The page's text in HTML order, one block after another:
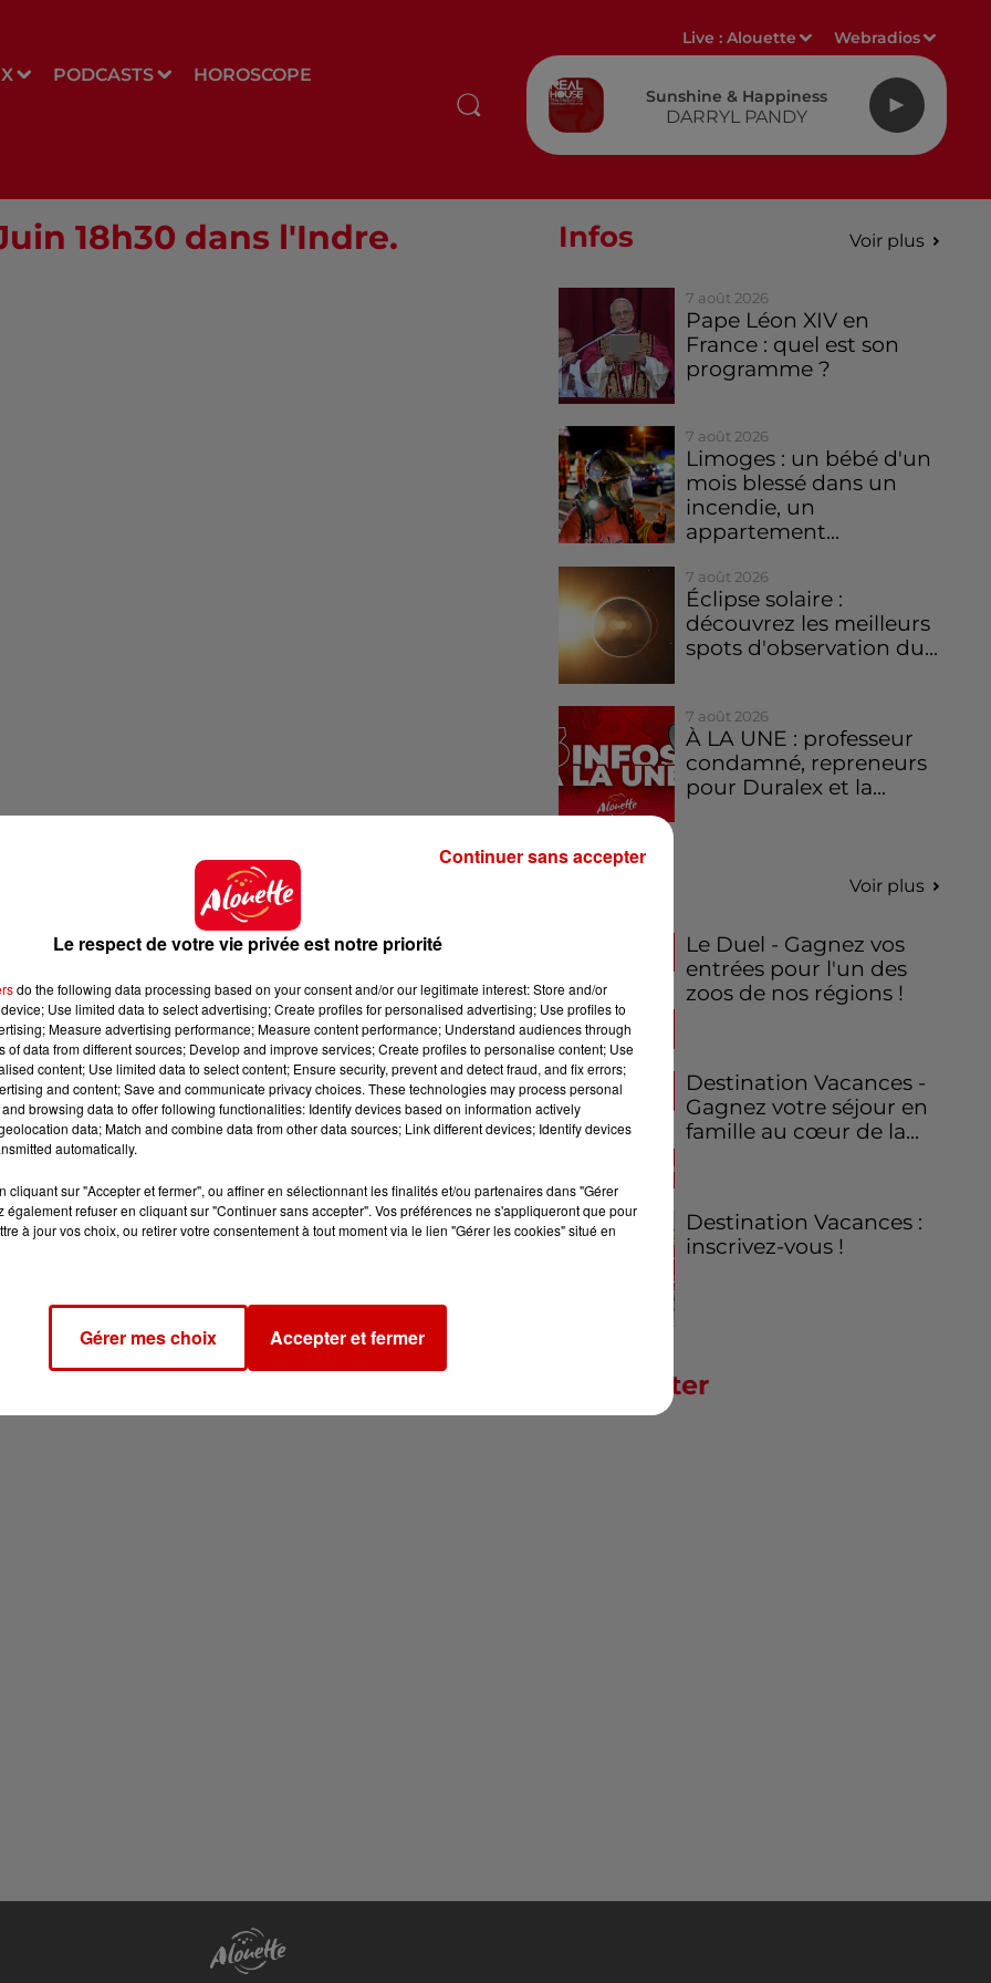
PODCASTS HOROSCOPE
Live :Alouette Webradios
Sunshine & Happiness
DARRYL PANDY
18h30 dans l'Indre. Infos Voir plus
7 août 2026
Pape Léon XIV en
France : quel est son
programme ?
7 août 2026
Limoges : un bébé d'un
mois blessé dans un
incendie, un
appartement...
7 août 2026
Éclipse solaire :
découvrez les meilleurs
spots d'observation du...
7 août 2026
À LA UNE : professeur
condamné, repreneurs
pour Duralex et la...
Voir plus
Le Duel - Gagnez vos
entrées pour l'un des
zoos de nos régions !
Destination Vacances -
Gagnez votre séjour en
famille au cœur de la...
Destination Vacances :
inscrivez-vous !
Newsletter
Le respect de votre vie privée est notre priorité
do the following data processing based on your consent and/or our legitimate interest: Store and/or
Use limited data to select advertising; Create profiles for personalised advertising; Use profiles to
Measure advertising performance; Measure content performance; Understand audiences through
of data from different sources; Develop and improve services; Create profiles to personalise content; Use
content; Use limited data to select content; Ensure security, prevent and detect fraud, and fix errors;
and content; Save and communicate privacy choices. These technologies may process personal
browsing data to offer following functionalities: Identify devices based on information actively
data; Match and combine data from other data sources; Link different devices; Identify devices
automatically.
cliquant sur "Accepter et fermer", ou affiner en sélectionnant les finalités et/ou partenaires dans "Gérer
également refuser en cliquant sur "Continuer sans accepter". Vos préférences ne s'appliqueront que pour
à jour vos choix, ou retirer votre consentement à tout moment via le lien "Gérer les cookies" situé en
Gérer mes choix Accepter et fermer
Continuer sans accepter